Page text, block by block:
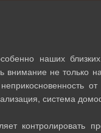
наших близких
внимание не
система